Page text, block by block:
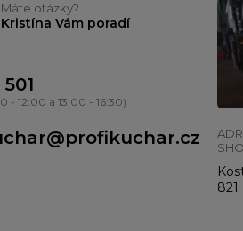
Máte otázky?
Kristína Vám poradí
- 12:00 a 13:00 - 16:30)